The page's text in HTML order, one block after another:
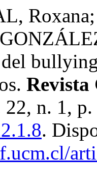
Revista
22, n. 1,
.